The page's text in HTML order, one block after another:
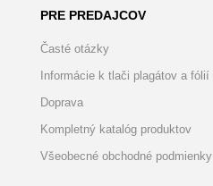
PRE PREDAJCOV
Časté otázky
Informácie k tlači plagátov a fólií
Doprava
Kompletný katalóg produktov
Všeobecné obchodné podmienky